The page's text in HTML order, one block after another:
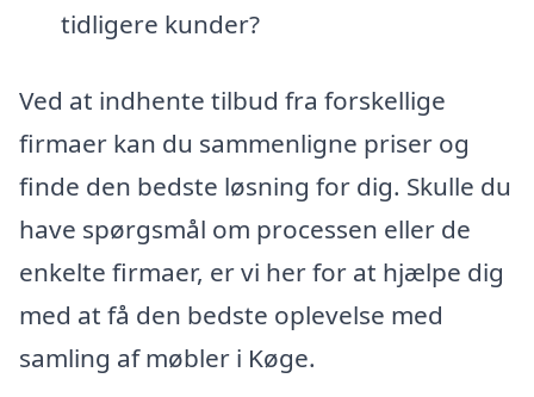
tidligere kunder?
Ved at indhente tilbud fra forskellige
firmaer kan du sammenligne priser og
finde den bedste løsning for dig. Skulle du
have spørgsmål om processen eller de
enkelte firmaer, er vi her for at hjælpe dig
med at få den bedste oplevelse med
samling af møbler i Køge.